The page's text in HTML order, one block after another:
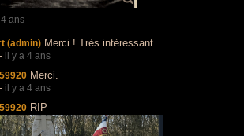
ans
(admin) Merci ! Très intéressant.
- il y a 4 ans
Merci.
- il y a 4 ans
RIP